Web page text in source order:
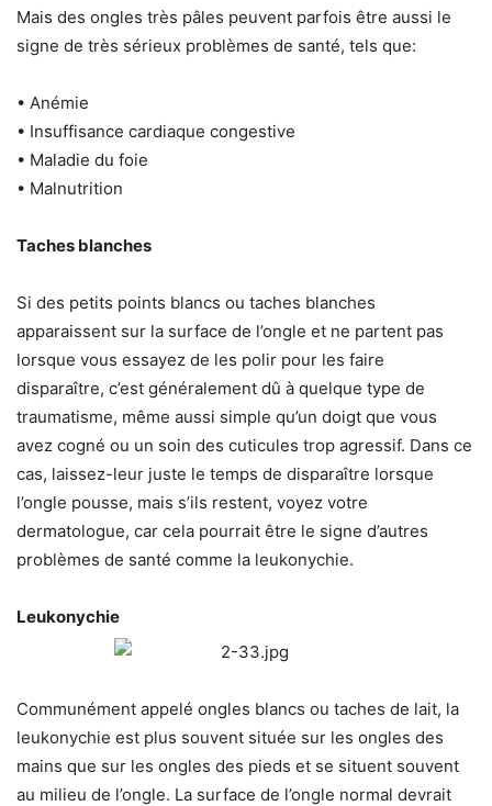
Mais des ongles très pâles peuvent parfois être aussi le
signe de très sérieux problèmes de santé, tels que:
• Anémie
• Insuffisance cardiaque congestive
• Maladie du foie
• Malnutrition
Taches blanches
Si des petits points blancs ou taches blanches
apparaissent sur la surface de l’ongle et ne partent pas
lorsque vous essayez de les polir pour les faire
disparaître, c’est généralement dû à quelque type de
traumatisme, même aussi simple qu’un doigt que vous
avez cogné ou un soin des cuticules trop agressif. Dans ce
cas, laissez-leur juste le temps de disparaître lorsque
l’ongle pousse, mais s’ils restent, voyez votre
dermatologue, car cela pourrait être le signe d’autres
problèmes de santé comme la leukonychie.
Leukonychie
Communément appelé ongles blancs ou taches de lait, la
leukonychie est plus souvent située sur les ongles des
mains que sur les ongles des pieds et se situent souvent
au milieu de l’ongle. La surface de l’ongle normal devrait